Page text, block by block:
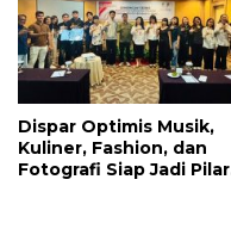
Dispar Optimis Musik,
Kuliner, Fashion, dan
Fotografi Siap Jadi Pilar